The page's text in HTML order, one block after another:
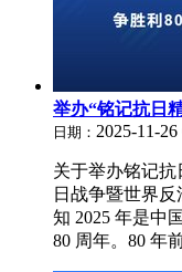
举办“铭记抗日
日期： 2025-11-
关于举办铭记
日战争暨世界
知 2025 年是中
80 周年。80 年